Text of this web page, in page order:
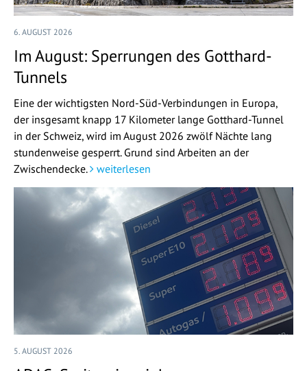
6. AUGUST 2026
Im August: Sperrungen des Gotthard-
Tunnels
Eine der wichtigsten Nord-Süd-Verbindungen in Europa,
der insgesamt knapp 17 Kilometer lange Gotthard-Tunnel
in der Schweiz, wird im August 2026 zwölf Nächte lang
stundenweise gesperrt. Grund sind Arbeiten an der
Zwischendecke.
weiterlesen
5. AUGUST 2026